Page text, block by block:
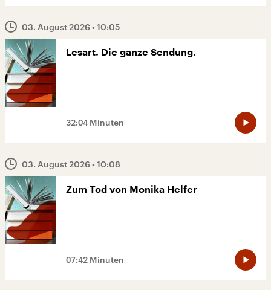
03. August 2026• 10:05
Lesart. Die ganze Sendung.
32:04 Minuten
03. August 2026• 10:08
Zum Tod von Monika Helfer
07:42 Minuten